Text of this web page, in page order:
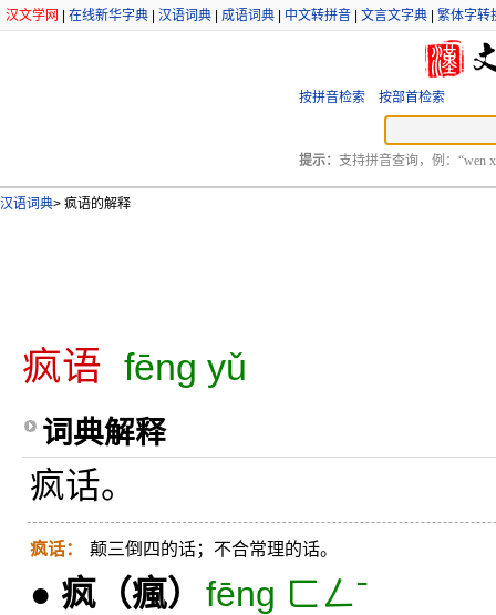
汉文学网 在线新华字典 汉语词典 成语词典 中文转拼音 文言文字典 繁体字转
按拼音检索 按部首检索
提示： 支持拼音查询，例：“wen
汉语词典> 疯语的解释
疯语 fēng yǔ
词典解释
疯话。
疯话： 颠三倒四的话；不合常理的话。
● 疯 （瘋） fēng ㄈㄥˉ